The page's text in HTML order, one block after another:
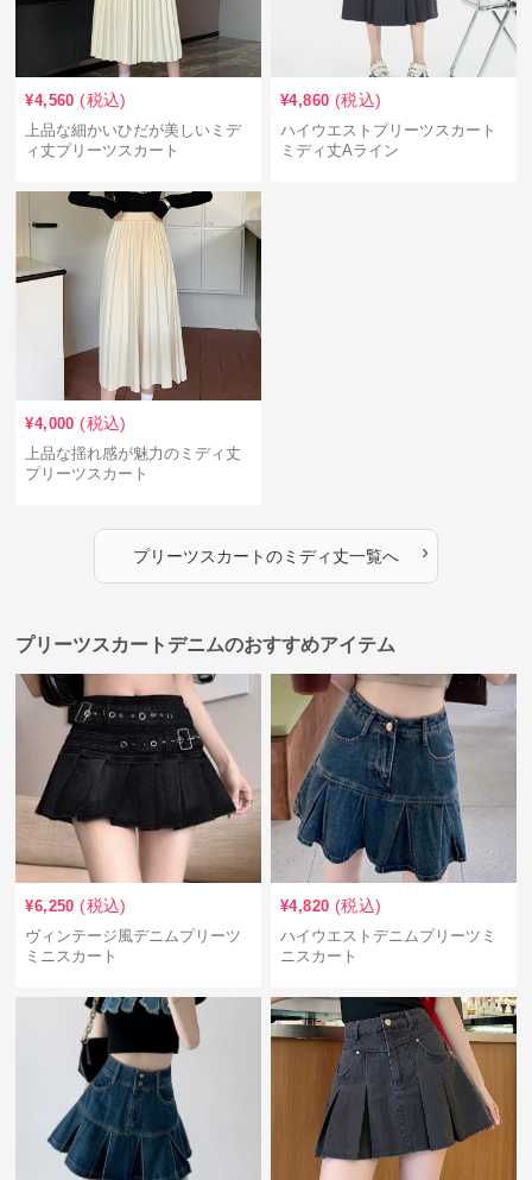
¥4,560 (税込)
上品な細かいひだが美しいミデ
ィ丈プリーツスカート
¥4,860 (税込)
ハイウエストプリーツスカート
ミディ丈Aライン
¥4,000 (税込)
上品な揺れ感が魅力のミディ丈
プリーツスカート
プリーツスカートのミディ丈一覧へ ›
プリーツスカートデニムのおすすめアイテム
¥6,250 (税込)
ヴィンテージ風デニムプリーツ
ミニスカート
¥4,820 (税込)
ハイウエストデニムプリーツミ
ニスカート